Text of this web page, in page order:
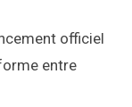
officiel
entre